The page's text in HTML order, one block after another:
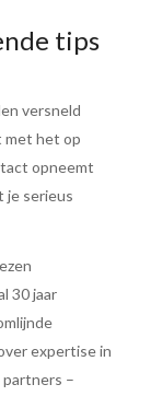
tips
versneld
met het op
opneemt
je serieus
30 jaar
expertise in
–